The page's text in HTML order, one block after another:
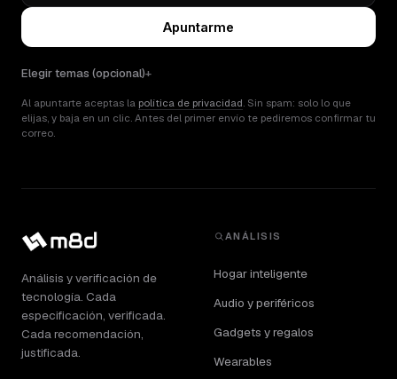
Apuntarme
Elegir temas (opcional)
Al apuntarte aceptas la política de privacidad. Sin spam: solo lo que
elijas, y baja en un clic. Antes del primer envío te pediremos confirmar tu
correo.
Análisis y verificación de
tecnología. Cada
especificación, verificada.
Cada recomendación,
justificada.
ANÁLISIS
Hogar inteligente
Audio y periféricos
Gadgets y regalos
Wearables